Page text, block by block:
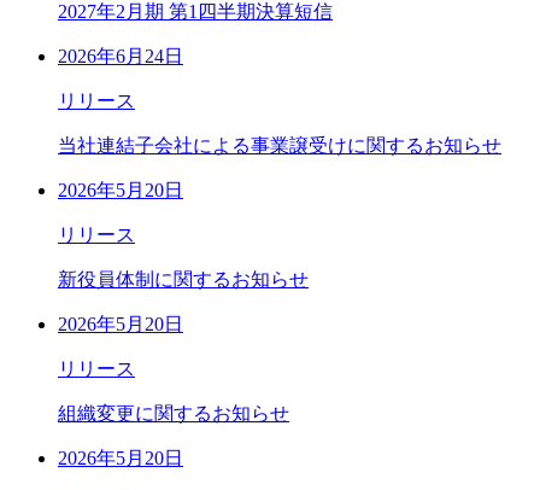
2027年2月期 第1四半期決算短信
2026年6月24日
リリース
当社連結子会社による事業譲受けに関するお知らせ
2026年5月20日
リリース
新役員体制に関するお知らせ
2026年5月20日
リリース
組織変更に関するお知らせ
2026年5月20日